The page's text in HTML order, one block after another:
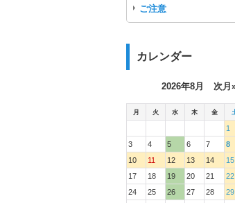
ご注意
カレンダー
2026年8月 次月
月 火 水 木 金
1
3
4 5 6 7 8
10
11 12 13 14 15
17
18 19 20 21 22
24
25 26 27 28 29